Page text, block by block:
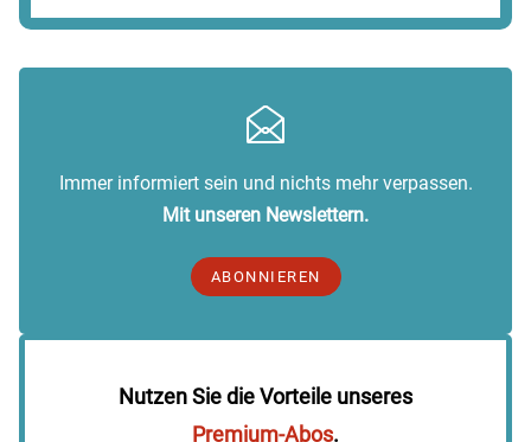
Immer informiert sein und nichts mehr verpassen.
Mit unseren Newslettern.
ABONNIEREN
Nutzen Sie die Vorteile unseres
Premium-Abos.